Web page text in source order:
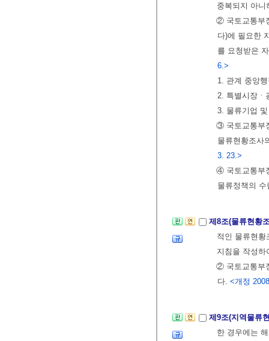
중복되지 아
② 국토교통부
다)에 필요한
를 요청받은
6.>
1. 관계 중앙
2. 특별시장ㆍ
3. 물류기업
③ 국토교통부
물류현황조사
3. 23.>
④ 국토교통부
물류정책의
제8조(물류현황
적인 물류현
지침을 작성
② 국토교통부
다. <개정
제9조(지역물류
한 경우에는